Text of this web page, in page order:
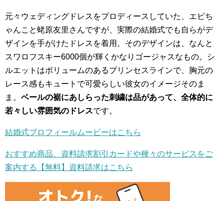
元々ウェディングドレスをプロディースしていた、エビち
ゃんこと蛯原友里さんですが、実際の結婚式でも自らがデ
ザインを手がけたドレスを着用。そのデザインは、なんと
スワロフスキー6000個が輝くかなりゴージャスなもの。シ
ルエットはボリュームのあるプリンセスラインで、胸元の
レース感もキュートで可愛らしい彼女のイメージそのま
ま。 ベールの裾にあしらった刺繍は品があって、全体的に
若々しい雰囲気のドレスです。
結婚式プロフィールムービーはこちら
おすすめ商品、資料請求割引カードや種々のサービスをご
案内する【無料】資料請求はこちら